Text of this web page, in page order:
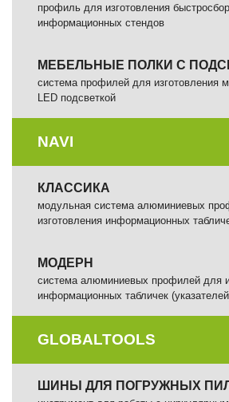
профиль для изготовления
информационных стендов
МЕБЕЛЬНЫЕ ПОЛКИ С
cистема профилей для изготовления
LED подсветкой
NAVI
КЛАССИКА
модульная система алюминиевых
изготовления информационных
МОДЕРН
система алюминиевых профилей для
информационных табличек
GLOBALTOOLS
ШИНЫ ДЛЯ ПОГРУЖНЫХ ПИЛ